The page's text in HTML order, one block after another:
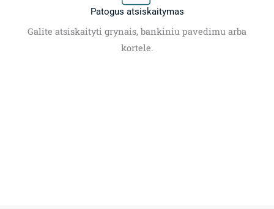
Patogus atsiskaitymas
Galite atsiskaityti grynais, bankiniu pavedimu arba
kortele.